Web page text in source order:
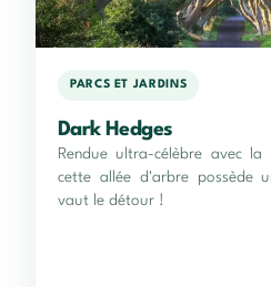
PARCS ET JARDINS
Dark Hedges
Rendue ultra-célèbre avec
cette allée d'arbre possède
vaut le détour !